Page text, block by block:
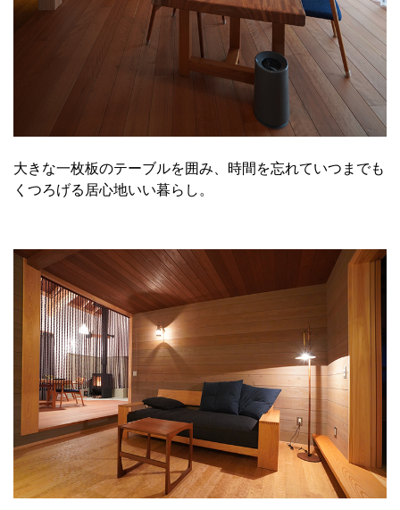
大きな一枚板のテーブルを囲み、時間を忘れていつまでも
くつろげる居心地いい暮らし。